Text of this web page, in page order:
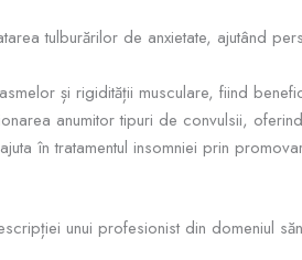
tulburărilor de anxietate, ajutând
și rigidității musculare, fiind
anumitor tipuri de convulsii,
în tratamentul insomniei prin
unui profesionist din domeniul